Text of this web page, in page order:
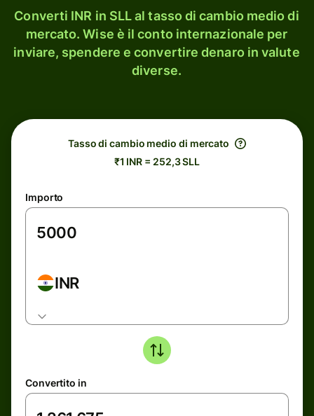
Converti INR in SLL al tasso di cambio medio di
mercato. Wise è il conto internazionale per
inviare, spendere e convertire denaro in valute
diverse.
Tasso di cambio medio di mercato
₹1 INR = 252,3 SLL
Importo
INR
Convertito in